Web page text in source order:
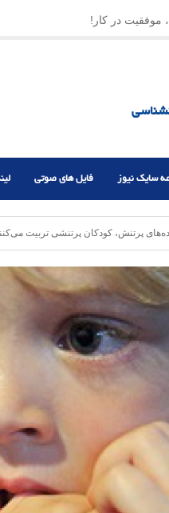
موفقیت در کار!
سایک نیوز فایل های صوتی
پرتنش، کودکان پرتنشی تربیت